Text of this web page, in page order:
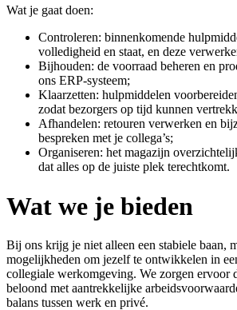
Wat je gaat doen:
Controleren: binnenkomende
volledigheid en staat, en deze
Bijhouden: de voorraad beheren en
ons ERP-systeem;
Klaarzetten: hulpmiddelen
zodat bezorgers op tijd kunnen
Afhandelen: retouren verwerken en
bespreken met je collega’s;
Organiseren: het magazijn
dat alles op de juiste plek terechtkomt.
Wat we je bieden
Bij ons krijg je niet alleen een stabiele baan,
mogelijkheden om jezelf te ontwikkelen in
collegiale werkomgeving. We zorgen ervoor
beloond met aantrekkelijke
balans tussen werk en privé.